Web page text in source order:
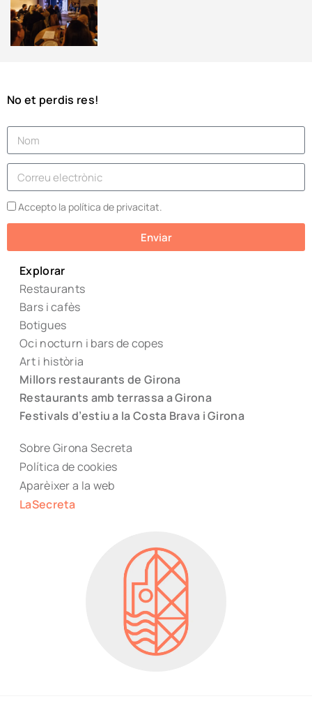
No et perdis res!
Accepto la política de privacitat.
Enviar
Explorar
Restaurants
Bars i cafès
Botigues
Oci nocturn i bars de copes
Art i història
Millors restaurants de Girona
Restaurants amb terrassa a Girona
Festivals d’estiu a la Costa Brava i Girona
Sobre Girona Secreta
Política de cookies
Aparèixer a la web
LaSecreta